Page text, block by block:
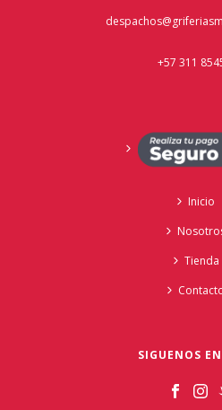
+57 311
Inicio
Tienda
SIGUENOS